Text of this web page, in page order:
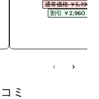
通常価格 ￥5,190‎
割引 ￥2,960‎
ミ